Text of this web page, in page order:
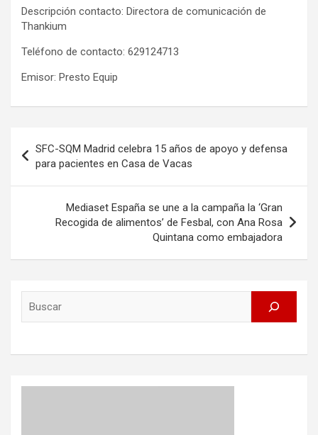
Descripción contacto: Directora de comunicación de
Thankium
Teléfono de contacto: 629124713
Emisor: Presto Equip
navigation
SFC-SQM Madrid celebra 15 años de apoyo y defensa
para pacientes en Casa de Vacas
Mediaset España se une a la campaña la ‘Gran
Recogida de alimentos’ de Fesbal, con Ana Rosa
Quintana como embajadora